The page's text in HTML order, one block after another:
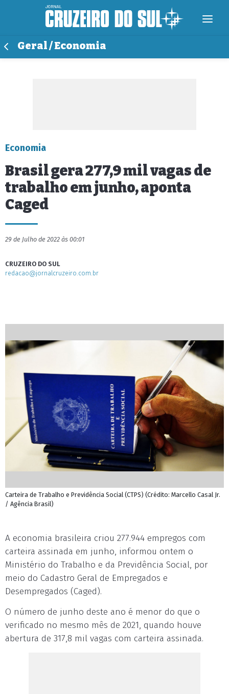
Geral / Economia
Economia
Brasil gera 277,9 mil vagas de
trabalho em junho, aponta
Caged
29 de Julho de 2022 às 00:01
CRUZEIRO DO SUL
redacao@jornalcruzeiro.com.br
Carteira de Trabalho e Previdência Social (CTPS) (Crédito: Marcello Casal Jr.
/ Agência Brasil)
A economia brasileira criou 277.944 empregos com
carteira assinada em junho, informou ontem o
Ministério do Trabalho e da Previdência Social, por
meio do Cadastro Geral de Empregados e
Desempregados (Caged).
O número de junho deste ano é menor do que o
verificado no mesmo mês de 2021, quando houve
abertura de 317,8 mil vagas com carteira assinada.